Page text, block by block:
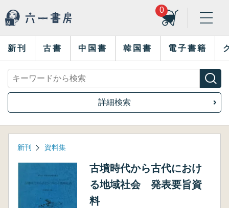
0
新刊 古書 中国書 韓国書 電子書籍
詳細検索
新刊 資料集
古墳時代から古代におけ
る地域社会 発表要旨資
料